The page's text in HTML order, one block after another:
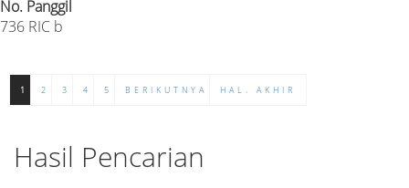
No. Panggil
736 RIC b
1 2 3 4 5 BERIKUTNYA HAL. AKHIR
Hasil Pencarian